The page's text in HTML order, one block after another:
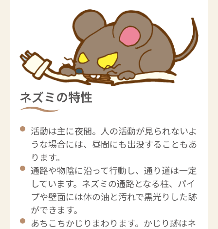
ネズミの特性
活動は主に夜間。人の活動が見られないよ
うな場合には、昼間にも出没することもあ
ります。
通路や物陰に沿って行動し、通り道は一定
しています。ネズミの通路となる柱、パイ
プや壁面には体の油と汚れで黒光りした跡
ができます。
あちこちかじりまわります。かじり跡はネ